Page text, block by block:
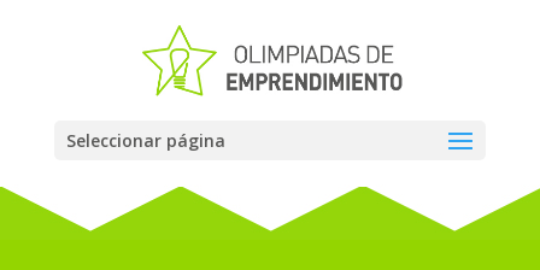
Seleccionar página